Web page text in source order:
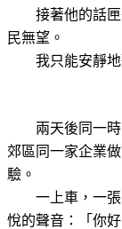
接著他的話匣
民無望。
我只能安靜地
兩天後同一
郊區同一家企業
驗。
一上車，一張
悅的聲音：「你